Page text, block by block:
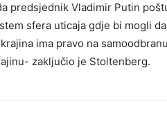
predsjednik Vladimir Putin
sfera uticaja gdje bi mogli
ima pravo na
zaključio je Stoltenberg.